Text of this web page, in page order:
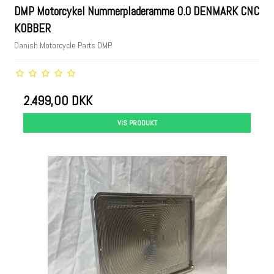
DMP Motorcykel Nummerpladeramme 0.0 DENMARK CNC
KOBBER
Danish Motorcycle Parts DMP
2.499,00 DKK
VIS PRODUKT